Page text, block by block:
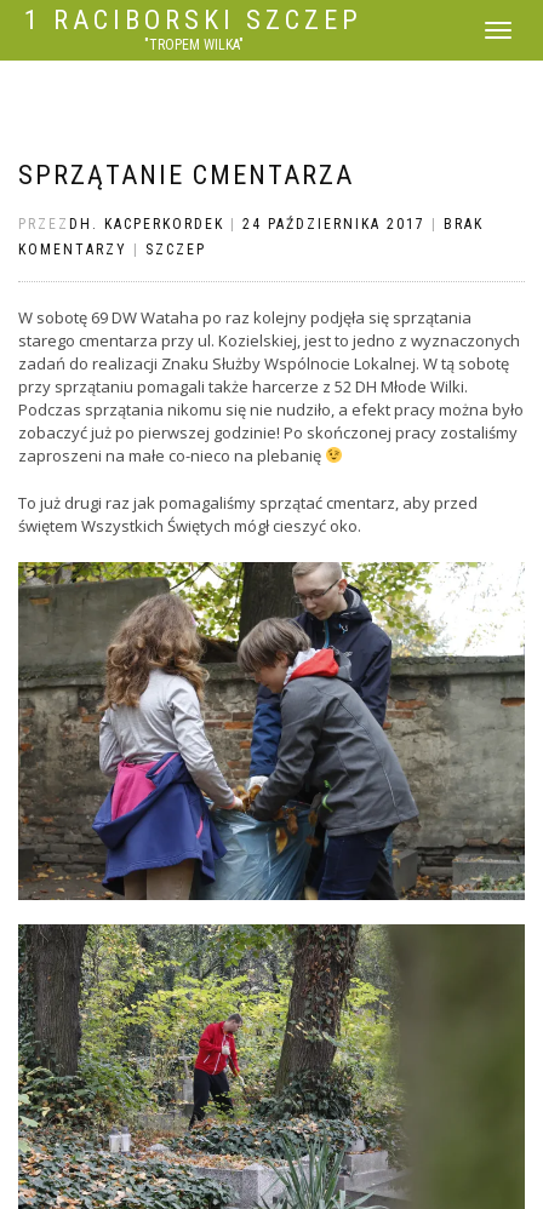
1 RACIBORSKI SZCZEP
"TROPEM WILKA"
WŁĄCZ
SPRZĄTANIE CMENTARZA
PRZEZ DH. KACPERKORDEK 24 PAŹDZIERNIKA 2017
BRAK
KOMENTARZY
SZCZEP
W sobotę 69 DW Wataha po raz kolejny podjęła się sprzątania
starego cmentarza przy ul. Kozielskiej, jest to jedno z wyznaczonych
zadań do realizacji Znaku Służby Wspólnocie Lokalnej. W tą sobotę
przy sprzątaniu pomagali także harcerze z 52 DH Młode Wilki.
Podczas sprzątania nikomu się nie nudziło, a efekt pracy można było
zobaczyć już po pierwszej godzinie! Po skończonej pracy zostaliśmy
zaproszeni na małe co-nieco na plebanię
To już drugi raz jak pomagaliśmy sprzątać cmentarz, aby przed
świętem Wszystkich Świętych mógł cieszyć oko.